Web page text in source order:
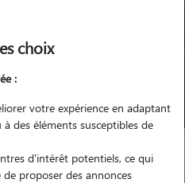
animal ?
Pet Sitter
Est Marne Épernay
choix
:
votre expérience en adaptant
des éléments susceptibles de
d'intérêt potentiels, ce qui
proposer des annonces